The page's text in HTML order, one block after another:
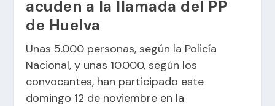
acuden a la llamada del PP
de Huelva
Unas 5.000 personas, según la Policía
Nacional, y unas 10.000, según los
convocantes, han participado este
domingo 12 de noviembre en la